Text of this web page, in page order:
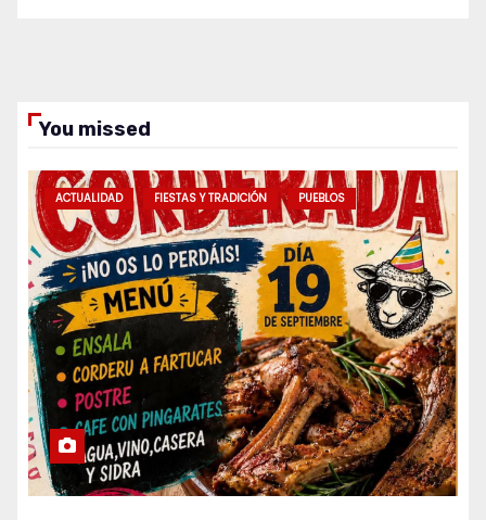
You missed
ACTUALIDAD FIESTAS Y TRADICIÓN PUEBLOS